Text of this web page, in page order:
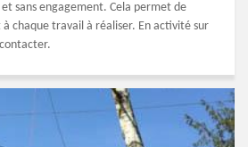
sans engagement. Cela permet de
chaque travail à réaliser. En activité sur